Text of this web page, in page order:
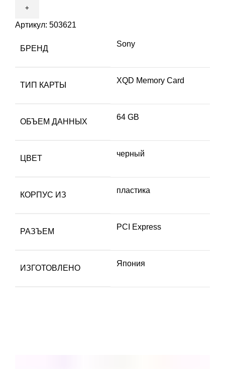
Артикул: 503621
БРЕНД
Sony
ТИП КАРТЫ
XQD Memory Card
ОБЪЕМ ДАННЫХ
64 GB
ЦВЕТ
черный
КОРПУС ИЗ
пластика
РАЗЪЕМ
PCI Express
ИЗГОТОВЛЕНО
Япония